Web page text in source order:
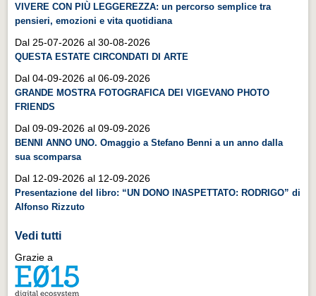
Guida turistica rapida
Musica e teatro
Musica e teatro
Distretto industriale
Distretto industriale
Muoversi a Vigevano
Muoversi a Vigevano
Cultura e turismo 4.0
Cultura e turismo 4.0
PROGETTI
PROGETTI
Progetti Aperti
VIVERE CON PIÙ LEGGEREZZA: un percorso semplice tra
pensieri, emozioni e vita quotidiana
Dal 25-07-2026 al 30-08-2026
QUESTA ESTATE CIRCONDATI DI ARTE
Dal 04-09-2026 al 06-09-2026
GRANDE MOSTRA FOTOGRAFICA DEI VIGEVANO PHOTO
FRIENDS
Dal 09-09-2026 al 09-09-2026
BENNI ANNO UNO. Omaggio a Stefano Benni a un anno dalla
sua scomparsa
Dal 12-09-2026 al 12-09-2026
Presentazione del libro: “UN DONO INASPETTATO: RODRIGO” di
Alfonso Rizzuto
Vedi tutti
Grazie a